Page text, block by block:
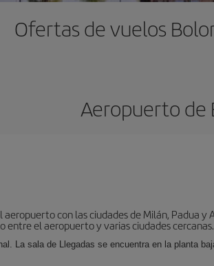
Ofertas de vuelos
Aeropuerto de
con las ciudades de Milán, Padua
el aeropuerto y varias ciudades cercanas.
La sala de Llegadas se encuentra en la planta